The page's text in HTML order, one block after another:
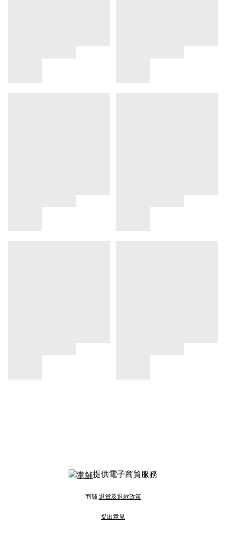
提供電子商貿服務
商舖 退貨及退款政策
提出意見